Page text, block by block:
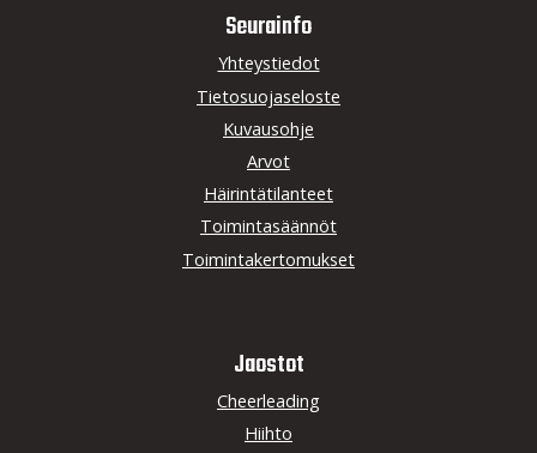
Seurainfo
Yhteystiedot
Tietosuojaseloste
Kuvausohje
Arvot
Häirintätilanteet
Toimintasäännöt
Toimintakertomukset
Jaostot
Cheerleading
Hiihto